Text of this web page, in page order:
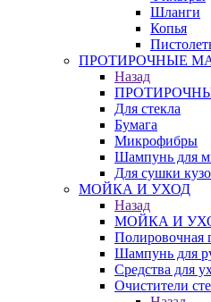
Шланги
Копья
ПРОТИРОЧНЫЕ
Назад
Для стекла
Бумага
Микрофибры
Шампунь для
Для сушки
МОЙКА И УХОД
Назад
МОЙКА И
Полировочная
Шампунь для
Средства для
Очистители